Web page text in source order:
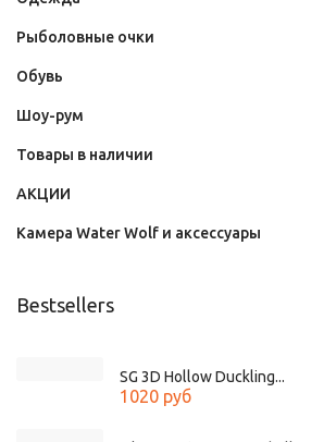
Рыболовные очки
Обувь
Шоу-рум
Товары в наличии
АКЦИИ
Камера Water Wolf и аксессуары
Bestsellers
SG 3D Hollow Duckling...
1020 руб